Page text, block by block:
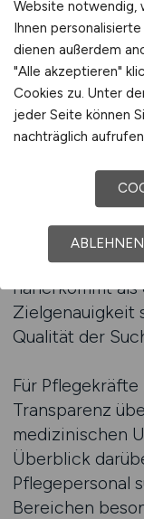
sind, ist eine
wichtig.
Ein Jobfinder
individuellen
Pflegekräfte
Einrichtungen
Region oder
Dadurch
Qualifikationen
näherkommt als
Zielgenauigkeit
Qualität der
Für
Transparenz
medizinischen
Überblick
Pflegepersonal
Bereichen
Website notwendig,
Ihnen
dienen außerdem
"Alle akzeptieren"
Cookies zu. Unter
jeder Seite können
nachträglich
ABLEHNEN